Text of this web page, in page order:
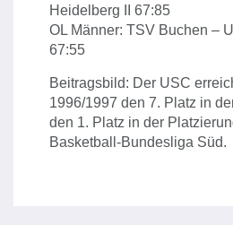
Heidelberg II 67:85
OL Männer: TSV Buchen –
67:55
Beitragsbild: Der USC
1996/1997 den 7. Platz in
den 1. Platz in der
Basketball-Bundesliga Süd.